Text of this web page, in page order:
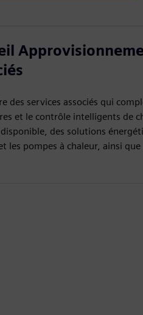
des services associés qui
et le contrôle intelligents de
des solutions
les pompes à chaleur, ainsi